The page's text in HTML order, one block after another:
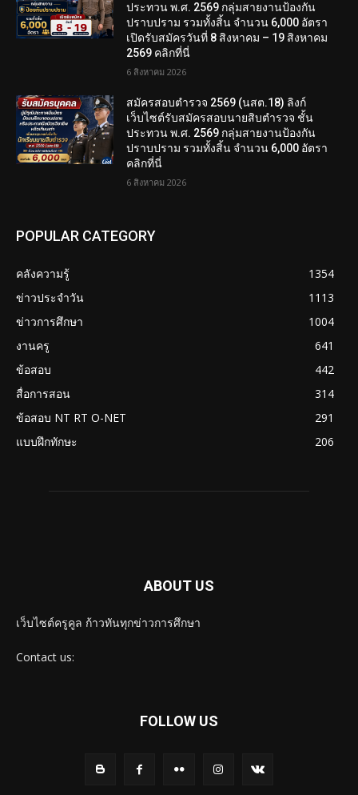
ประทวน พ.ศ. 2569 กลุ่มสายงานป้องกัน
ปราบปราม รวมทั้งสิ้น จำนวน 6,000 อัตรา
เปิดรับสมัครวันที่ 8 สิงหาคม – 19 สิงหาคม
2569 คลิกที่นี่
6 สิงหาคม 2026
สมัครสอบตํารวจ 2569 (นสต.18) ลิงก์
เว็บไซต์รับสมัครสอบนายสิบตำรวจ ชั้น
ประทวน พ.ศ. 2569 กลุ่มสายงานป้องกัน
ปราบปราม รวมทั้งสิ้น จำนวน 6,000 อัตรา
คลิกที่นี่
6 สิงหาคม 2026
POPULAR CATEGORY
คลังความรู้
1354
ข่าวประจำวัน
1113
ข่าวการศึกษา
1004
งานครู
641
ข้อสอบ
442
สื่อการสอน
314
ข้อสอบ NT RT O-NET
291
แบบฝึกทักษะ
206
ABOUT US
เว็บไซต์ครูคูล ก้าวทันทุกข่าวการศึกษา
Contact us:
FOLLOW US